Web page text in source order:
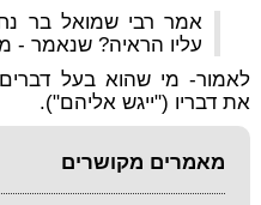
אמר רבי שמואל בר
עליו הראיה? שנאמר -
לאמור- מי שהוא בעל
את דבריו ("ייגש אליהם").
מאמרים מקושרים